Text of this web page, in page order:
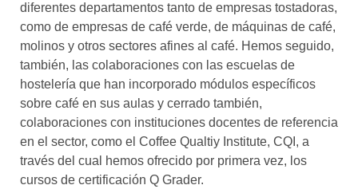
diferentes departamentos tanto de empresas tostadoras,
como de empresas de café verde, de máquinas de café,
molinos y otros sectores afines al café. Hemos seguido,
también, las colaboraciones con las escuelas de
hostelería que han incorporado módulos específicos
sobre café en sus aulas y cerrado también,
colaboraciones con instituciones docentes de referencia
en el sector, como el Coffee Qualtiy Institute, CQI, a
través del cual hemos ofrecido por primera vez, los
cursos de certificación Q Grader.